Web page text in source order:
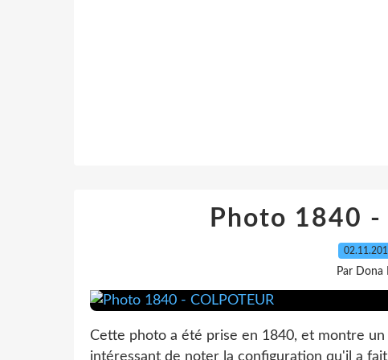
Photo 1840 -
Par Dona
Cette photo a été prise en 1840, et montre
intéressant de noter la configuration qu'il a